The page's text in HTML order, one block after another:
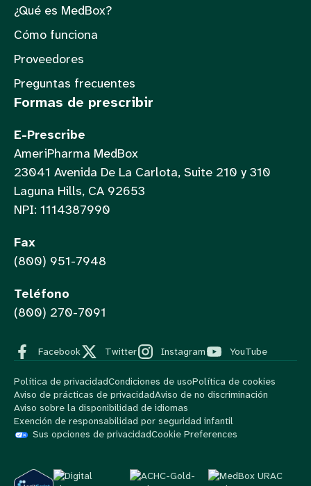
¿Qué es MedBox?
Cómo funciona
Proveedores
Preguntas frecuentes
Formas de prescribir
E-Prescribe
AmeriPharma MedBox
23041 Avenida De La Carlota, Suite 210 y 310
Laguna Hills, CA 92653
NPI: 1114387990
Fax
(800) 951-7948
Teléfono
(800) 270-7091
Facebook Twitter Instagram YouTube
Política de privacidadCondiciones de usoPolítica de cookies
Aviso de prácticas de privacidadAviso de no discriminación
Aviso sobre la disponibilidad de idiomas
Exención de responsabilidad por seguridad infantil
Sus opciones de privacidadCookie Preferences